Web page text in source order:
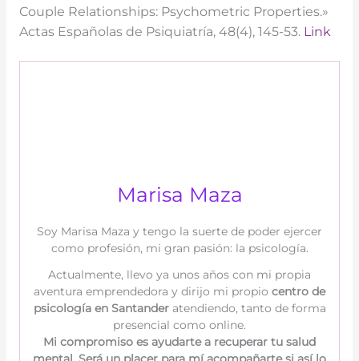
Couple Relationships: Psychometric Properties.»
Actas Españolas de Psiquiatría, 48(4), 145-53. Link
Marisa Maza
Soy Marisa Maza y tengo la suerte de poder ejercer
como profesión, mi gran pasión: la psicología.
Actualmente, llevo ya unos años con mi propia
aventura emprendedora y dirijo mi propio centro de
psicología en Santander atendiendo, tanto de forma
presencial como online.
Mi compromiso es ayudarte a recuperar tu salud